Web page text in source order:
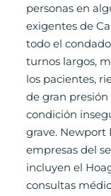
personas en
exigentes de
todo el
turnos largos,
los pacientes,
de gran
condición
grave.
empresas del
incluyen el
consultas